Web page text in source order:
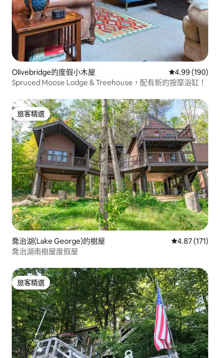
Olivebridge的度假小木屋 從 190 則評價
4.99 (190)
Spruced Moose Lodge & Treehouse，配有新的按摩浴缸！
旅客精選
旅客精選
喬治湖(Lake George)的樹屋 從 171 則評價
4.87 (171)
喬治湖南樹屋度假屋
旅客精選
旅客精選